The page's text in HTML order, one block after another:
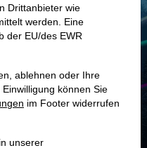
8,59 Mrd. USD
132,38 Mrd. USD
Drittanbieter wie
werden. Eine
der EU/des EWR
ablehnen oder Ihre
können Sie
im Footer widerrufen
unserer